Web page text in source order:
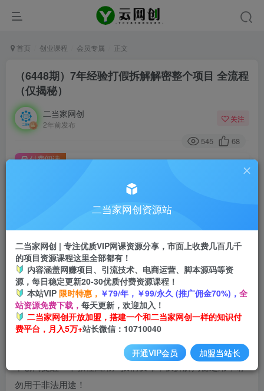
首页 创业课程 会员专属 正文
（6448期）7年经验打假拆解解密整个项目 全流程
（仅揭秘）
二当家网创
2年前发布
关注
545 68
此内容为付费阅读，请付费后查看
会员专属资源
会员免费
开通会员
付费阅读
勿用于非法用途！
二当家网创资源站
二当家网创 | 专注优质VIP网课资源分享，市面上收费几百几千
的项目资源课程这里全部都有！
内容涵盖网赚项目、引流技术、电商运营、脚本源码等资
源，每日稳定更新20-30优质付费资源课程！
本站VIP 限时特惠， ￥79/年，￥99/永久 (推广佣金70%)， 全
站资源免费下载， 每天更新，欢迎加入！
二当家网创开放加盟，搭建一个和二当家网创一样的知识付
费平台，月入5万+站长微信：10710040
开通VIP会员 加盟当站长